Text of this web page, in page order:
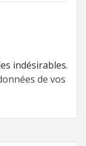
indésirables.
de vos